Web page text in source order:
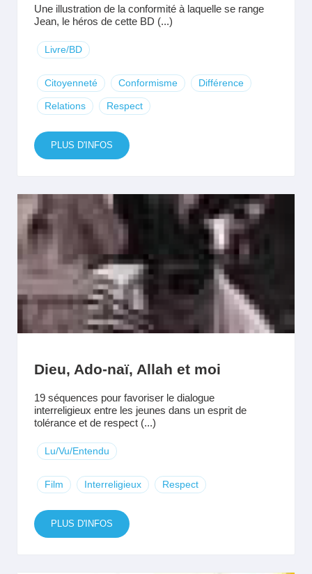
Une illustration de la conformité à laquelle se range
Jean, le héros de cette BD (...)
Livre/BD
Citoyenneté Conformisme Différence
Relations Respect
PLUS D'INFOS
Dieu, Ado-naï, Allah et moi
19 séquences pour favoriser le dialogue
interreligieux entre les jeunes dans un esprit de
tolérance et de respect (...)
Lu/Vu/Entendu
Film Interreligieux Respect
PLUS D'INFOS